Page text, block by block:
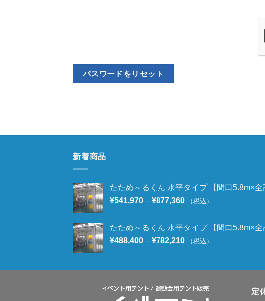
パスワードをリセット
新着商品
たため～るくん 水平タイプ 【間口5.8m×全
¥541,970 – ¥877,360 （税込）
たため～るくん 水平タイプ 【間口5.8m×全
¥488,400 – ¥782,210 （税込）
定